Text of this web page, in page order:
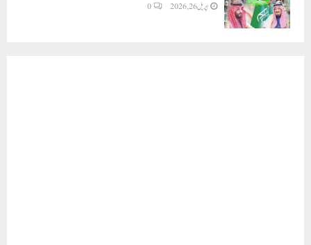
اپریل 26, 2026 0